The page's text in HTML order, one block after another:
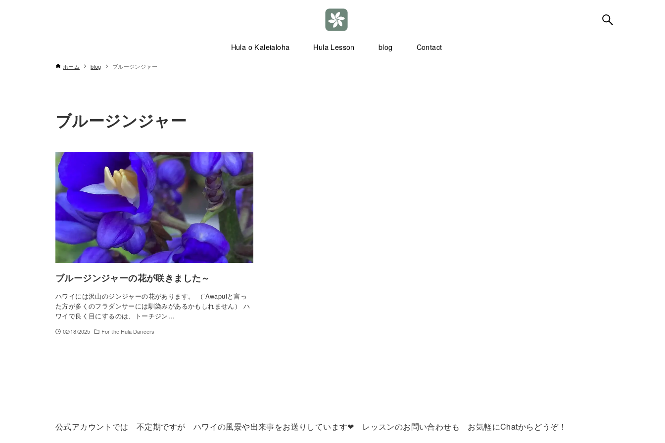
Hula o Kaleialoha Hula Lesson blog Contact
ホーム blog ブルージンジャー
ブルージンジャー
ブルージンジャーの花が咲きました～
ハワイには沢山のジンジャーの花があります。 （’Awapuiと言っ
た方が多くのフラダンサーには馴染みがあるかもしれません） ハ
ワイで良く目にするのは、トーチジン…
02/18/2025 For the Hula Dancers
公式アカウントでは 不定期ですが ハワイの風景や出来事をお送りしています❤ レッスンのお問い合わせも お気軽にChatからどうぞ！